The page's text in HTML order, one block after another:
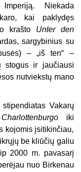
Niekada
kai paklydęs
kraštoUnter den
sargybinius su
– „iš ten“ –
stogus ir jaučiausi
nutviekstų mano
Vakarų
iki
kojomis įsitikinčiau,
be kliūčių galiu
2000 m. pavasarį
nuo Birkenau